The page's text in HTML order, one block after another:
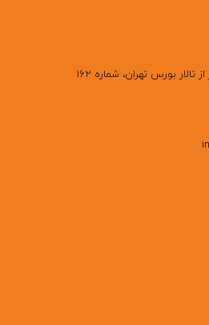
تالار بورس تهران، شماره ۱۶۲